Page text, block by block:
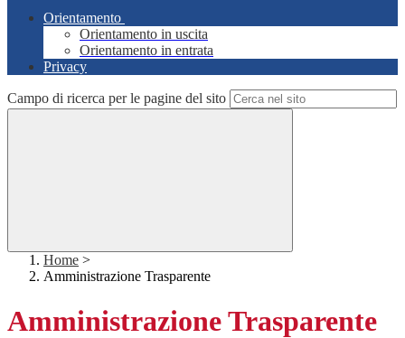
Orientamento
Orientamento in uscita
Orientamento in entrata
Privacy
Campo di ricerca per le pagine del sito
Home >
Amministrazione Trasparente
Amministrazione Trasparente